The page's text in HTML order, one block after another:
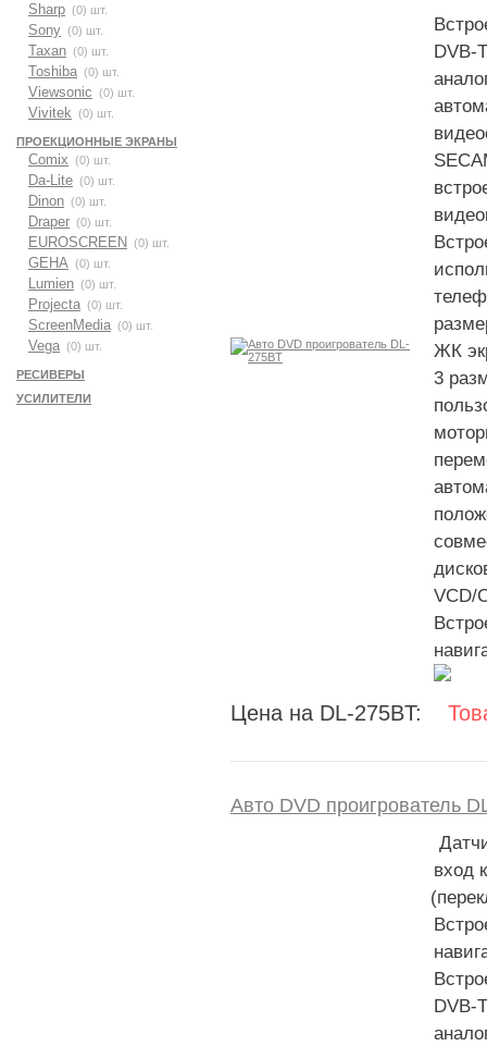
Sharp (0) шт.
Sony (0) шт.
Taxan (0) шт.
Toshiba (0) шт.
Viewsonic (0) шт.
Vivitek (0) шт.
ПРОЕКЦИОННЫЕ ЭКРАНЫ
Comix (0) шт.
Da-Lite (0) шт.
Dinon (0) шт.
Draper (0) шт.
EUROSCREEN (0) шт.
GEHA (0) шт.
Lumien (0) шт.
Projecta (0) шт.
ScreenMedia (0) шт.
Vega (0) шт.
РЕСИВЕРЫ
УСИЛИТЕЛИ
DVB-T
ЖК
3
VCD/
Цена на DL-275BT:
Авто DVD проигрователь
вход
(
DVB-T